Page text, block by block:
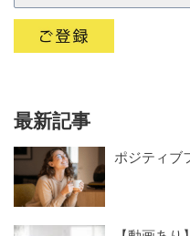
最新記事
ポジティブ